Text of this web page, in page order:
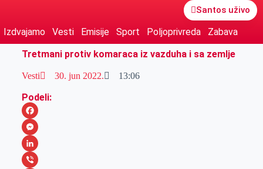
Santos uživo
Izdvajamo Vesti Emisije Sport Poljoprivreda
Zabava
Tretmani protiv komaraca iz vazduha i sa zemlje
Vesti 30. jun 2022. 13:06
Podeli:
F
a
c
M
eL